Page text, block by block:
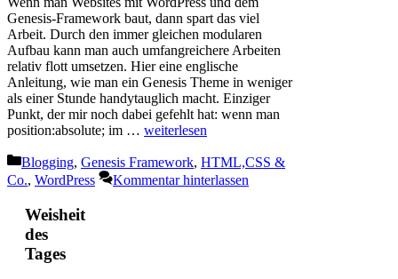
Genesis-Framework baut, dann spart das viel
Arbeit. Durch den immer gleichen modularen
Aufbau kann man auch umfangreichere Arbeiten
relativ flott umsetzen. Hier eine englische
Anleitung, wie man ein Genesis Theme in weniger
als einer Stunde handytauglich macht. Einziger
Punkt, der mir noch dabei gefehlt hat: wenn man
position:absolute; im … weiterlesen
Kategorien
Blogging, Genesis Framework, HTML,CSS &
Co., WordPress Kommentar hinterlassen
Weisheit
des
Tages